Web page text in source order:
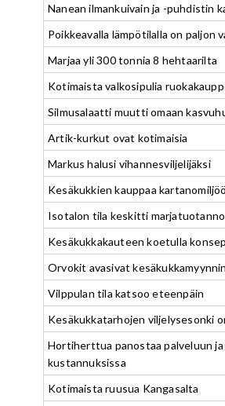
Nanean ilmankuivain ja -puhdistin
Poikkeavalla lämpötilalla on paljon
Marjaa yli 300 tonnia 8 hehtaarilta
Kotimaista valkosipulia
Silmusalaatti muutti omaan
Artik-kurkut ovat kotimaisia
Markus halusi vihannesviljelijäksi
Kesäkukkien kauppaa
Isotalon tila keskitti
Kesäkukkakauteen koetulla
Orvokit avasivat kesäkukkamyynnin
Vilppulan tila katsoo eteenpäin
Kesäkukkatarhojen viljelysesonki
Hortiherttua panostaa palveluun ja
kustannuksissa
Kotimaista ruusua Kangasalta